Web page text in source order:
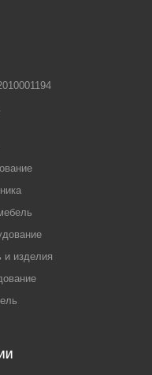
и изделия